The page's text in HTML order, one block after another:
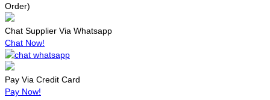
Order)
Chat Supplier Via Whatsapp
Chat Now!
Pay Via Credit Card
Pay Now!